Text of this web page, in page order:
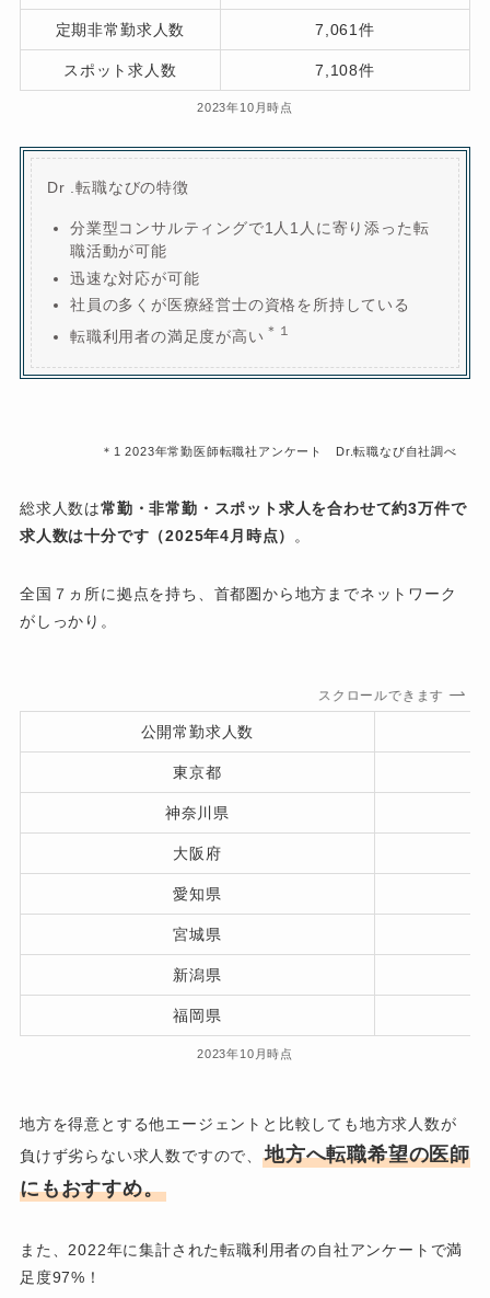
定期非常勤求人数 7,061件
スポット求人数 7,108件
2023年10月時点
Dr .転職なびの特徴
分業型コンサルティングで1人1人に寄り添った転
職活動が可能
迅速な対応が可能
社員の多くが医療経営士の資格を所持している
転職利用者の満足度が高い ＊１
＊1 2023年常勤医師転職社アンケート Dr.転職なび自社調べ
総求人数は常勤・非常勤・スポット求人を合わせて約3万件で
求人数は十分です（2025年4月時点）
。
全国７ヵ所に拠点を持ち、首都圏から地方までネットワーク
がしっかり。
スクロールできます
公開常勤求人数
東京都
神奈川県
大阪府
愛知県
宮城県
新潟県
福岡県
2023年10月時点
地方を得意とする他エージェントと比較しても地方求人数が
負けず劣らない求人数ですので、地方へ転職希望の医師
にもおすすめ。
また、2022年に集計された転職利用者の自社アンケートで満
足度97%！